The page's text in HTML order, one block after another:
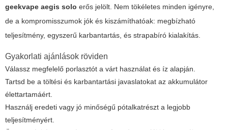
geekvape aegis solo erős jelölt. Nem tökéletes minden igényre,
de a kompromisszumok jók és kiszámíthatóak: megbízható
teljesítmény, egyszerű karbantartás, és strapabíró kialakítás.
Gyakorlati ajánlások röviden
Válassz megfelelő porlasztót a várt használat és íz alapján.
Tartsd be a töltési és karbantartási javaslatokat az akkumulátor
élettartamáért.
Használj eredeti vagy jó minőségű pótalkatrészt a legjobb
teljesítményért.